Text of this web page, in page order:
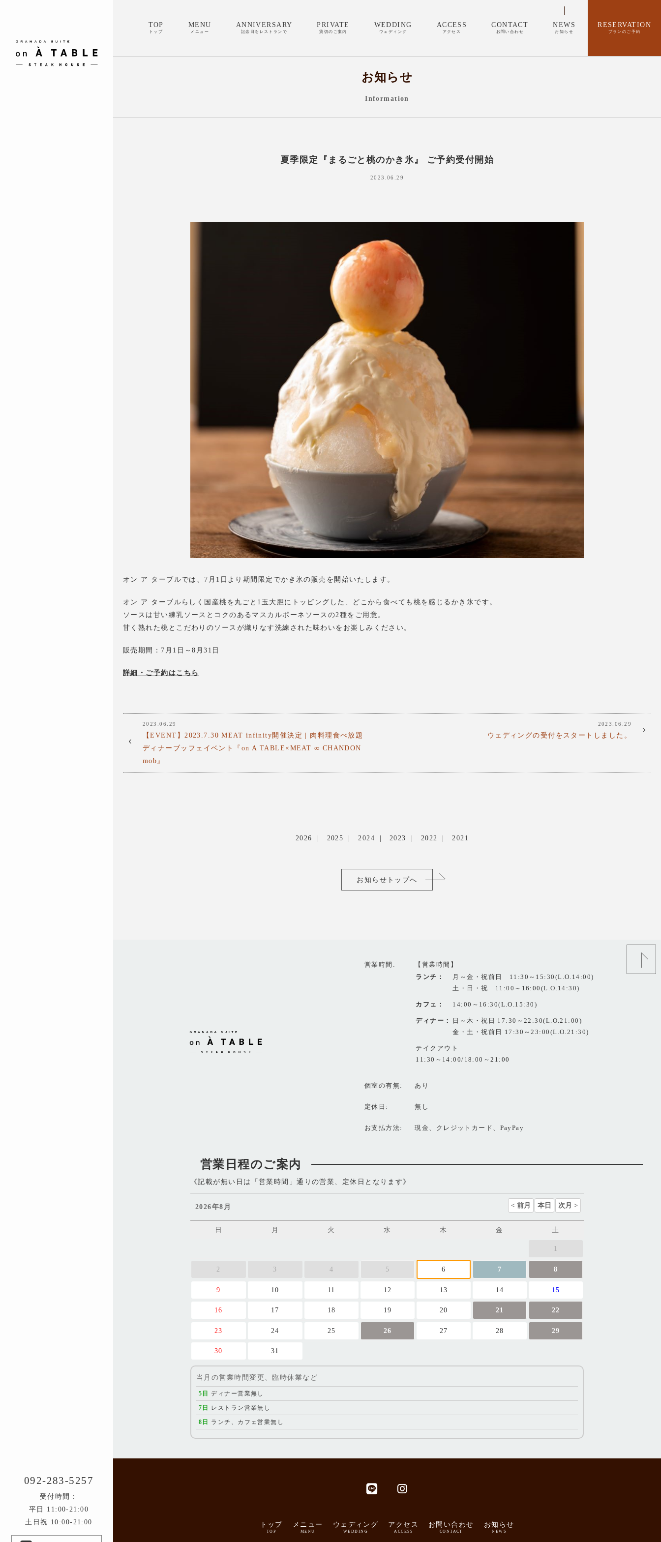
092-283-5257
受付時間：
平日 11:00-21:00
土日祝 10:00-21:00
TOP
トップ
MENU
メニュー
ANNIVERSARY
記念日をレストランで
PRIVATE
貸切のご案内
WEDDING
ウェディング
ACCESS
アクセス
CONTACT
お問い合わせ
NEWS
お知らせ
RESERVATION
プランのご予約
お知らせ
Information
夏季限定『まるごと桃のかき氷』 ご予約受付開始
2023.06.29
オン ア ターブルでは、7月1日より期間限定でかき氷の販売を開始いたします。
オン ア ターブルらしく国産桃を丸ごと1玉大胆にトッピングした、どこから食べても桃を感じるかき氷です。
ソースは甘い練乳ソースとコクのあるマスカルポーネソースの2種をご用意。
甘く熟れた桃とこだわりのソースが織りなす洗練された味わいをお楽しみください。
販売期間：7月1日～8月31日
詳細・ご予約はこちら
2023.06.29
【EVENT】2023.7.30 MEAT infinity開催決定 | 肉料理食べ放題
ディナーブッフェイベント『on A TABLE×MEAT ∞ CHANDON
mob』
2023.06.29
ウェディングの受付をスタートしました。
2026 2025 2024 2023 2022 2021
お知らせトップへ
営業時間
【営業時間】
ランチ：
月～金・祝前日 11:30～15:30(L.O.14:00)
土・日・祝 11:00～16:00(L.O.14:30)
カフェ： 14:00～16:30(L.O.15:30)
ディナー：
日～木・祝日 17:30～22:30(L.O.21:00)
金・土・祝前日 17:30～23:00(L.O.21:30)
テイクアウト
11:30～14:00/18:00～21:00
個室の有無 あり
定休日 無し
お支払方法 現金、クレジットカード、PayPay
営業日程のご案内
《記載が無い日は「営業時間」通りの営業、定休日となります》
2026年8月
日 月 火 水 木 金 土
1
2 3 4 5 6 7 8
9 10 11 12 13 14 15
16 17 18 19 20 21 22
23 24 25 26 27 28 29
30 31
当月の営業時間変更、臨時休業など
5日 ディナー営業無し
7日 レストラン営業無し
8日 ランチ、カフェ営業無し
21日ディナー[営業時間変更]18:30-23:00
トップ
TOP
メニュー
MENU
ウェディング
WEDDING
アクセス
ACCESS
お問い合わせ
CONTACT
お知らせ
NEWS